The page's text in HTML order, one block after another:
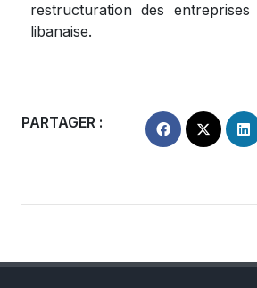
restructuration des entreprises
libanaise.
PARTAGER :